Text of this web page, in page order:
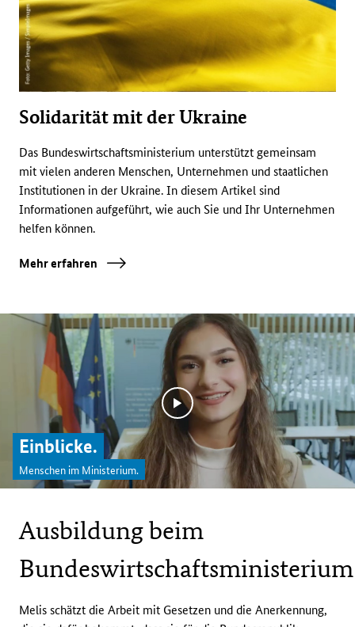
Solidarität mit der Ukraine
Das Bundeswirtschaftsministerium unterstützt gemeinsam
mit vielen anderen Menschen, Unternehmen und staatlichen
Institutionen in der Ukraine. In diesem Artikel sind
Informationen aufgeführt, wie auch Sie und Ihr Unternehmen
helfen können.
Mehr erfahren
Bild vergrößern:
Einblicke.
Menschen im Ministerium.
Ausbildung beim
Bundeswirtschaftsministerium
Melis schätzt die Arbeit mit Gesetzen und die Anerkennung,